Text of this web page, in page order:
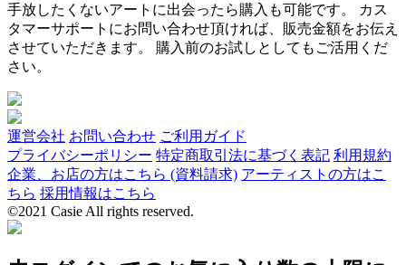
手放したくないアートに出会ったら購入も可能です。 カス
タマーサポートにお問い合わせ頂ければ、販売金額をお伝え
させていただきます。 購入前のお試しとしてもご活用くだ
さい。
運営会社 お問い合わせ ご利用ガイド
プライバシーポリシー 特定商取引法に基づく表記 利用規約
企業、お店の方はこちら (資料請求) アーティストの方はこ
ちら 採用情報はこちら
©2021 Casie All rights reserved.